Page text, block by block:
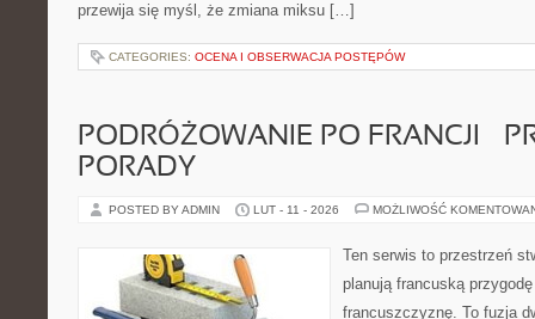
przewija się myśl, że zmiana miksu […]
CATEGORIES: OCENA I OBSERWACJA POSTĘPÓW
PODRÓŻOWANIE PO FRANCJI –
PORADY
POSTED BY ADMIN LUT - 11 - 2026 MOŻLIWOŚĆ
Ten serwis to przestrzeń
planują francuską
francuszczyznę. To fuzja